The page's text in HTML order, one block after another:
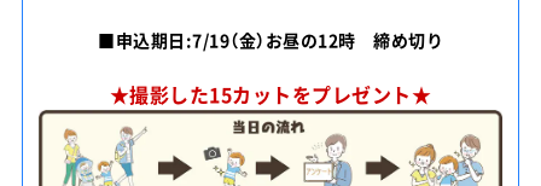
■申込期日:7/19（金）お昼の12時 締め切り
★撮影した15カットをプレゼント★